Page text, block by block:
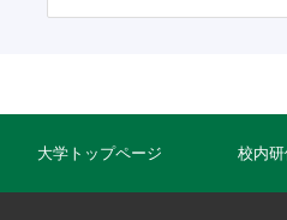
大学トップページ 校内